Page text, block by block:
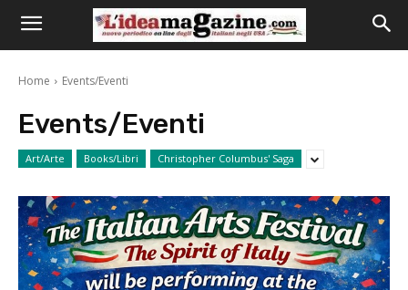
Home Events/Eventi
Events/Eventi
Art/Arte Books/Libri Christopher Columbus' Saga